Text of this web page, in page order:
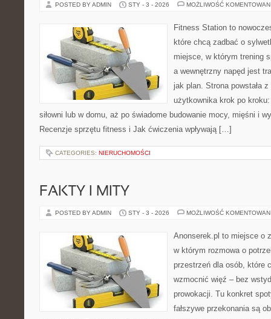
POSTED BY ADMIN STY - 3 - 2026 MOŻLIWOŚĆ
Fitness Station to
które chcą zadbać o
miejsce, w którym trening
a wewnętrzny napęd jest
jak plan. Strona powstała
użytkownika krok po
siłowni lub w domu, aż po świadome budowanie mocy, mięśni i
Recenzje sprzętu fitness i Jak ćwiczenia wpływają […]
CATEGORIES: NIERUCHOMOŚCI
FAKTY I MITY
POSTED BY ADMIN STY - 3 - 2026 MOŻLIWOŚĆ
Anonserek.pl to miejsce o
w którym rozmowa o
przestrzeń dla osób, które
wzmocnić więź – bez
prowokacji. Tu konkret
fałszywe przekonania są